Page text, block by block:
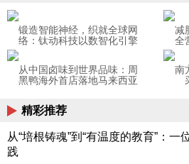
锻造智能神经，织就全球网
络：钛动科技以数智化引擎
减
全
从中国卤味到世界品味：周
黑鸭海外首店落地马来西亚
南
精彩推荐
从“培根铸魂”到“有温度的教育”：
践